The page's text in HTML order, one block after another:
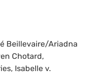
Beillevaire/Ariadna
Chotard,
Isabelle v.